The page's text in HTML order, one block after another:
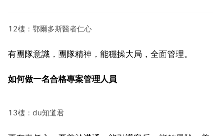
12樓：鄂爾多斯醫者仁心
有團隊意識，團隊精神，能穩操大局，全面管理。
如何做一名合格專案管理人員
13樓：du知道君